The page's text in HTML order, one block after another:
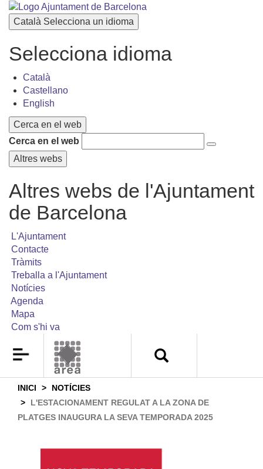
Català Selecciona un idioma
Selecciona idioma
Català
Castellano
English
Cerca en el web
Cerca en el web
Altres webs
Altres webs de l'Ajuntament
de Barcelona
L'Ajuntament
Contacte
Tràmits
Treballa a l'Ajuntament
Notícies
Agenda
Mapa
Com s'hi va
INICI
NOTÍCIES
L'ESTACIONAMENT REGULAT A LA ZONA DE
PLATGES INAUGURA LA SEVA TEMPORADA 2025